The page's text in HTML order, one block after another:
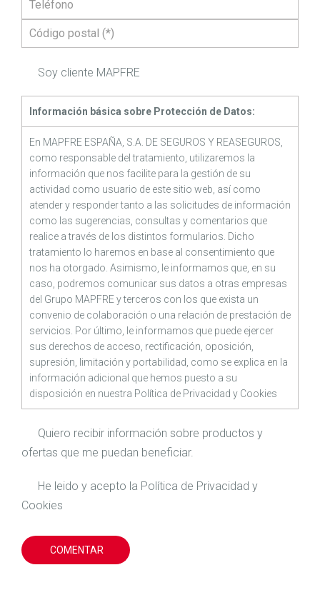
Soy cliente MAPFRE
Información básica sobre Protección de Datos:
En MAPFRE ESPAÑA, S.A. DE SEGUROS Y REASEGUROS,
como responsable del tratamiento, utilizaremos la
información que nos facilite para la gestión de su
actividad como usuario de este sitio web, así como
atender y responder tanto a las solicitudes de información
como las sugerencias, consultas y comentarios que
realice a través de los distintos formularios. Dicho
tratamiento lo haremos en base al consentimiento que
nos ha otorgado. Asimismo, le informamos que, en su
caso, podremos comunicar sus datos a otras empresas
del Grupo MAPFRE y terceros con los que exista un
convenio de colaboración o una relación de prestación de
servicios. Por último, le informamos que puede ejercer
sus derechos de acceso, rectificación, oposición,
supresión, limitación y portabilidad, como se explica en la
información adicional que hemos puesto a su
disposición en nuestra Política de Privacidad y Cookies
Quiero recibir información sobre productos y
ofertas que me puedan beneficiar.
He leido y acepto la Política de Privacidad y
Cookies
COMENTAR